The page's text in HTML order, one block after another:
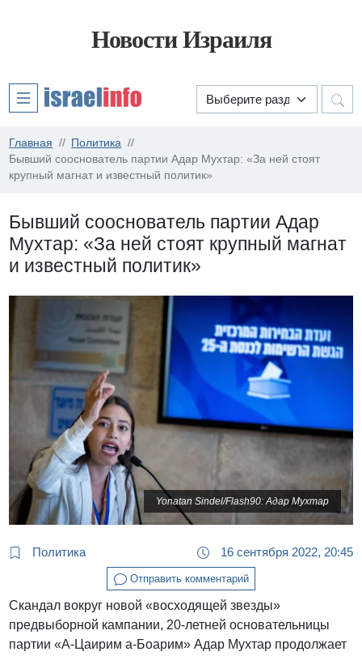
Новости Израиля
Главная
Политика
Бывший сооснователь партии Адар Мухтар: «За ней стоят
крупный магнат и известный политик»
Бывший сооснователь партии Адар
Мухтар: «За ней стоят крупный магнат
и известный политик»
Yonatan Sindel/Flash90: Адар Мухтар
Политика 16 сентября 2022, 20:45
Отправить комментарий
Скандал вокруг новой «восходящей звезды»
предвыборной кампании, 20-летней основательницы
партии «А-Цаирим а-Боарим» Адар Мухтар продолжает